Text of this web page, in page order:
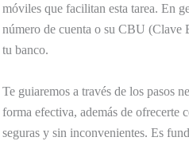
móviles que facilitan esta tarea. En
número de cuenta o su CBU (Clave
tu banco.
Te guiaremos a través de los pasos
forma efectiva, además de ofrecerte
seguras y sin inconvenientes. Es